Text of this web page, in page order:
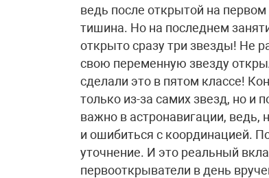
ведь после открытой на
тишина. Но на последнем
открыто сразу три звезды! Не
свою переменную звезду
сделали это в пятом классе!
только из-за самих звезд, но и
важно в астронавигации, ведь,
и ошибиться с координацией.
уточнение. И это реальный
первооткрыватели в день